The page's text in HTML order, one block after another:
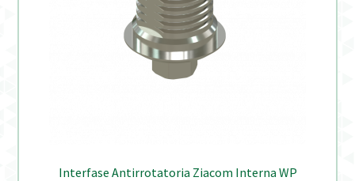
Interfase Antirrotatoria Ziacom Interna WP